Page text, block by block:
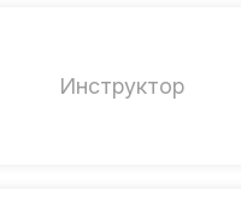
Инструктор